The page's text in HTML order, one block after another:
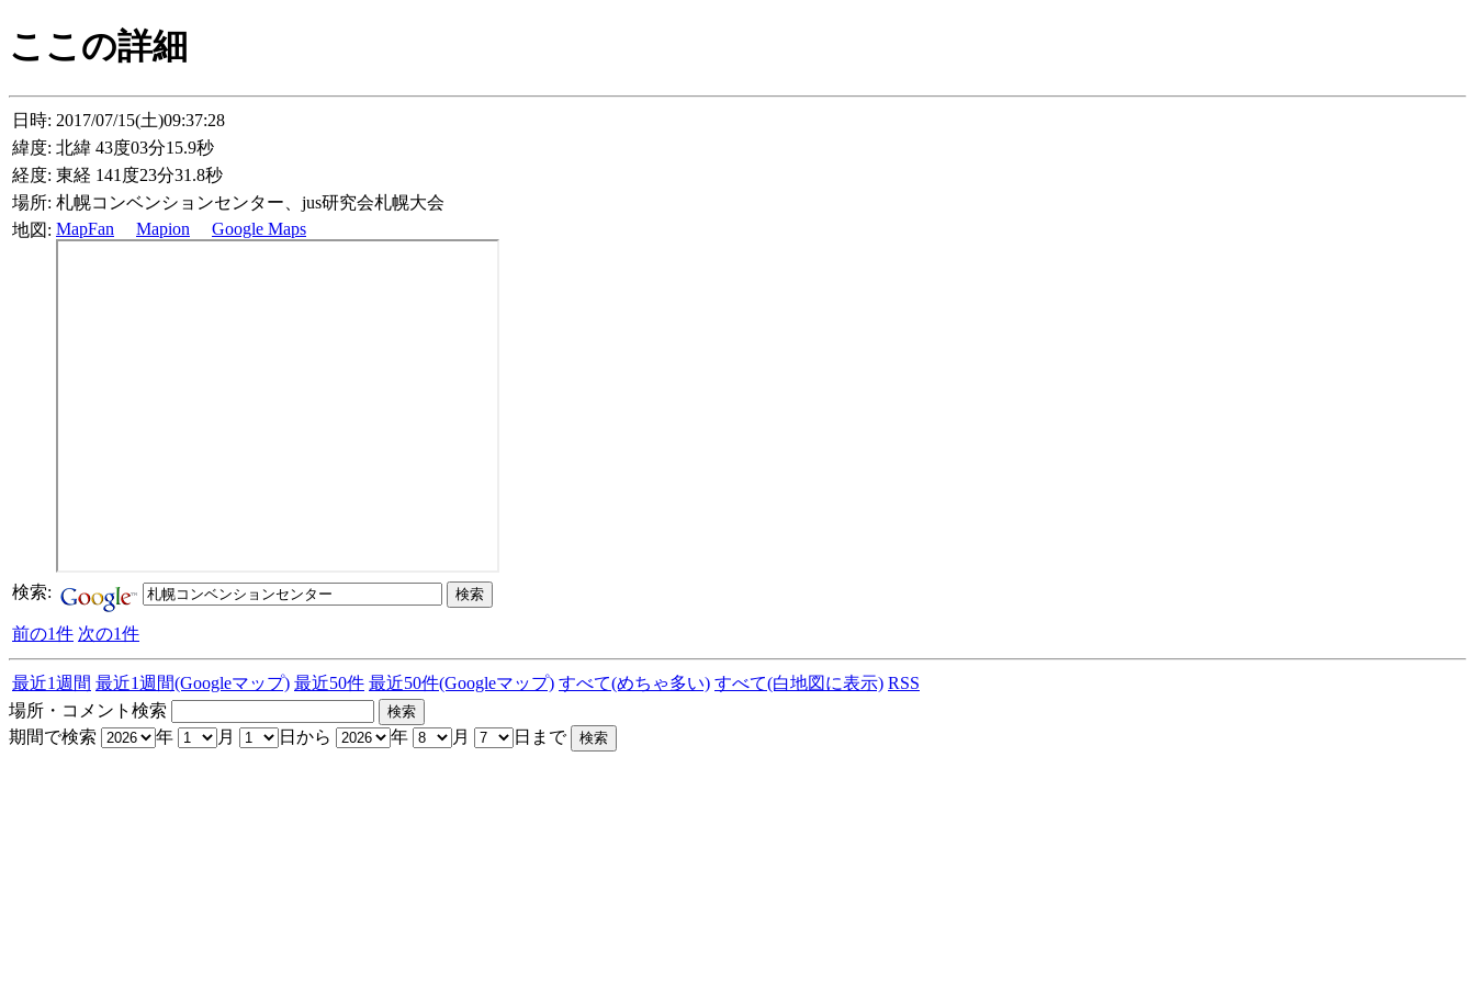
ここの詳細
日時: 2017/07/15(土)09:37:28
緯度: 北緯 43度03分15.9秒
経度: 東経 141度23分31.8秒
場所: 札幌コンベンションセンター、jus研究会札幌大会
地図: MapFan Mapion Google Maps
検索:
前の1件 次の1件
最近1週間 最近1週間(Googleマップ) 最近50件 最近50件(Googleマップ) すべて(めちゃ多い) すべて(白地図に表示) RSS
場所・コメント検索
期間で検索
年 月 日から 年 月 日まで